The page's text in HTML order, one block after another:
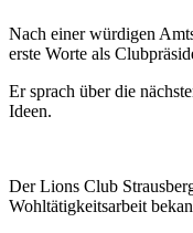
Nach einer würdigen
erste Worte als
Er sprach über die
Ideen.
Der Lions Club
Wohltätigkeitsarbeit